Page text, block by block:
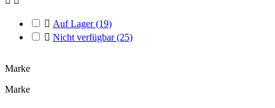
 Auf Lager(19)
 Nicht verfügbar(25)
Marke
Marke